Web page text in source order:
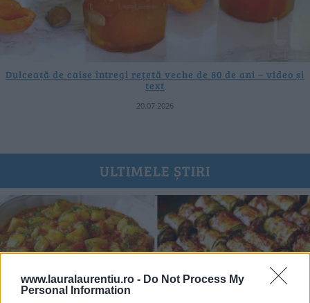
www.lauralaurentiu.ro - Do Not Process My
Personal Information
Dulceață de caise întregi rețetă veche de 80 de ani – video și
text
20.07.2026
ULTIMELE ȘTIRI